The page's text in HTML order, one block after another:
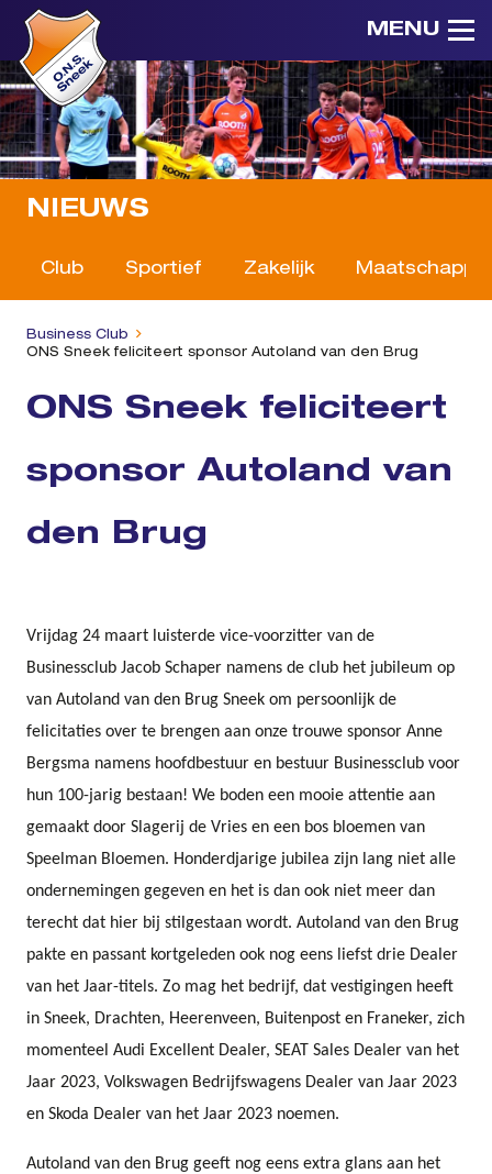
MENU
NIEUWS
Club Sportief Zakelijk
Business Club
ONS Sneek feliciteert sponsor Autoland van den Brug
ONS Sneek feliciteert
sponsor Autoland van
den Brug
Vrijdag 24 maart luisterde vice-voorzitter van de
Businessclub Jacob Schaper namens de club het jubileum op
van Autoland van den Brug Sneek om persoonlijk de
felicitaties over te brengen aan onze trouwe sponsor Anne
Bergsma namens hoofdbestuur en bestuur Businessclub voor
hun 100-jarig bestaan! We boden een mooie attentie aan
gemaakt door Slagerij de Vries en een bos bloemen van
Speelman Bloemen. Honderdjarige jubilea zijn lang niet alle
ondernemingen gegeven en het is dan ook niet meer dan
terecht dat hier bij stilgestaan wordt. Autoland van den Brug
pakte en passant kortgeleden ook nog eens liefst drie Dealer
van het Jaar-titels. Zo mag het bedrijf, dat vestigingen heeft
in Sneek, Drachten, Heerenveen, Buitenpost en Franeker, zich
momenteel Audi Excellent Dealer, SEAT Sales Dealer van het
Jaar 2023, Volkswagen Bedrijfswagens Dealer van Jaar 2023
en Skoda Dealer van het Jaar 2023 noemen.
Autoland van den Brug geeft nog eens extra glans aan het